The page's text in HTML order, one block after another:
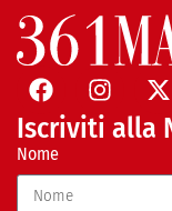
Iscriviti alla
Nome